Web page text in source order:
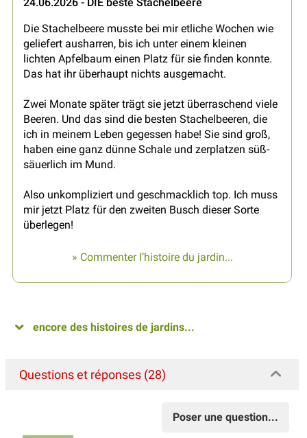
24.06.2026 - DIE beste Stachelbeere
Die Stachelbeere musste bei mir etliche Wochen wie
geliefert ausharren, bis ich unter einem kleinen
lichten Apfelbaum einen Platz für sie finden konnte.
Das hat ihr überhaupt nichts ausgemacht.
Zwei Monate später trägt sie jetzt überraschend viele
Beeren. Und das sind die besten Stachelbeeren, die
ich in meinem Leben gegessen habe! Sie sind groß,
haben eine ganz dünne Schale und zerplatzen süß-
säuerlich im Mund.
Also unkompliziert und geschmacklich top. Ich muss
mir jetzt Platz für den zweiten Busch dieser Sorte
überlegen!
» Commenter l’histoire du jardin...
encore des histoires de jardins...
Questions et réponses (28)
Poser une question...